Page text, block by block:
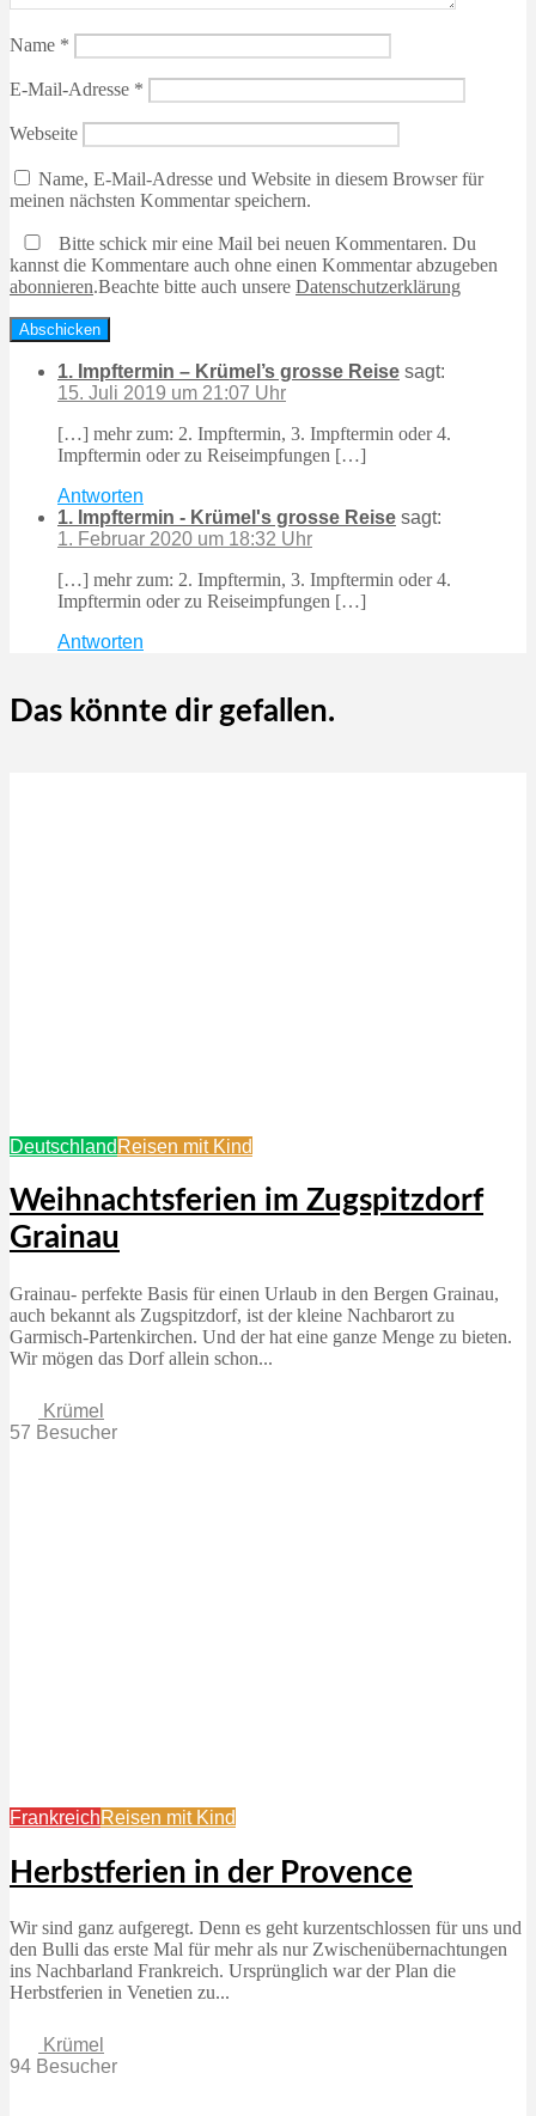
Name *
E-Mail-Adresse *
Webseite
Name, E-Mail-Adresse und Website in diesem Browser für
meinen nächsten Kommentar speichern.
Bitte schick mir eine Mail bei neuen Kommentaren. Du
kannst die Kommentare auch ohne einen Kommentar abzugeben
abonnieren.Beachte bitte auch unsere Datenschutzerklärung
1. Impftermin – Krümel’s grosse Reise sagt:
15. Juli 2019 um 21:07 Uhr
[…] mehr zum: 2. Impftermin, 3. Impftermin oder 4.
Impftermin oder zu Reiseimpfungen […]
Antworten
1. Impftermin - Krümel's grosse Reise sagt:
1. Februar 2020 um 18:32 Uhr
[…] mehr zum: 2. Impftermin, 3. Impftermin oder 4.
Impftermin oder zu Reiseimpfungen […]
Antworten
Das könnte dir gefallen.
Deutschland Reisen mit Kind
Weihnachtsferien im Zugspitzdorf
Grainau
Grainau- perfekte Basis für einen Urlaub in den Bergen Grainau,
auch bekannt als Zugspitzdorf, ist der kleine Nachbarort zu
Garmisch-Partenkirchen. Und der hat eine ganze Menge zu bieten.
Wir mögen das Dorf allein schon...
Krümel
57 Besucher
FrankreichReisen mit Kind
Herbstferien in der Provence
Wir sind ganz aufgeregt. Denn es geht kurzentschlossen für uns und
den Bulli das erste Mal für mehr als nur Zwischenübernachtungen
ins Nachbarland Frankreich. Ursprünglich war der Plan die
Herbstferien in Venetien zu...
Krümel
94 Besucher